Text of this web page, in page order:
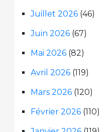
Juillet 2026 (46)
Juin 2026 (67)
Mai 2026 (82)
Avril 2026 (119)
Mars 2026 (120)
Février 2026 (110)